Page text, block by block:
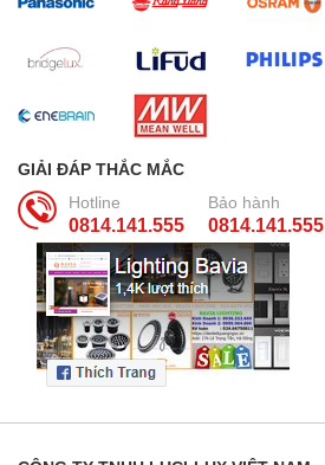
GIẢI ĐÁP THẮC MẮC
Hotline
0814.141.555
Bảo hành
0814.141.555